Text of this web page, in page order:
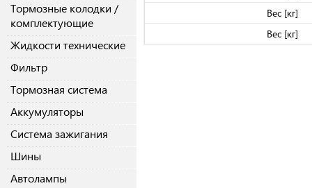
Тормозные колодки /
комплектующие
Жидкости технические
Фильтр
Тормозная система
Аккумуляторы
Система зажигания
Шины
Автолампы
Вес [кг]
Вес [кг]